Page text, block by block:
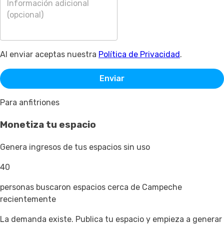
Al enviar aceptas nuestra Política de Privacidad.
Enviar
Para anfitriones
Monetiza tu espacio
Genera ingresos de tus espacios sin uso
40
personas buscaron espacios cerca de Campeche
recientemente
La demanda existe. Publica tu espacio y empieza a generar